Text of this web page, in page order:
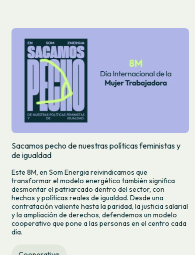
Sacamos pecho de nuestras políticas feministas y
de igualdad
Este 8M, en Som Energia reivindicamos que
transformar el modelo energético también significa
desmontar el patriarcado dentro del sector, con
hechos y políticas reales de igualdad. Desde una
contratación valiente hasta la paridad, la justicia salarial
y la ampliación de derechos, defendemos un modelo
cooperativo que pone a las personas en el centro cada
día.